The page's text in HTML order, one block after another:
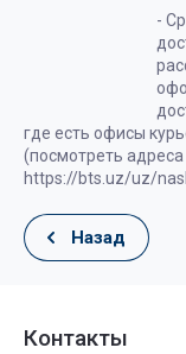
-
где есть офисы
(посмотреть
https://bts.uz/uz/
Назад
Контакты